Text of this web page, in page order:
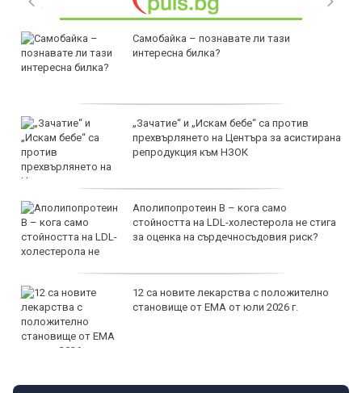
Самобайка – познавате ли тази
интересна билка?
„Зачатие“ и „Искам бебе“ са против
прехвърлянето на Центъра за асистирана
репродукция към НЗОК
Аполипопротеин B – кога само
стойността на LDL-холестерола не стига
за оценка на сърдечносъдовия риск?
12 са новите лекарства с положително
становище от ЕМА от юли 2026 г.